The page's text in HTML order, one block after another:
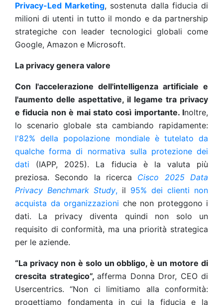
Privacy-Led Marketing, sostenuta dalla fiducia di
milioni di utenti in tutto il mondo e da partnership
strategiche con leader tecnologici globali come
Google, Amazon e Microsoft.
La privacy genera valore
Con l'accelerazione dell'intelligenza artificiale e
l'aumento delle aspettative, il legame tra privacy
e fiducia non è mai stato così importante. Inoltre,
lo scenario globale sta cambiando rapidamente:
l'82% della popolazione mondiale è tutelato da
qualche forma di normativa sulla protezione dei
dati (IAPP, 2025). La fiducia è la valuta più
preziosa. Secondo la ricerca Cisco 2025 Data
Privacy Benchmark Study, il 95% dei clienti non
acquista da organizzazioni che non proteggono i
dati. La privacy diventa quindi non solo un
requisito di conformità, ma una priorità strategica
per le aziende.
“La privacy non è solo un obbligo, è un motore di
crescita strategico”, afferma Donna Dror, CEO di
Usercentrics. “Non ci limitiamo alla conformità:
progettiamo fondamenta in cui la fiducia e la